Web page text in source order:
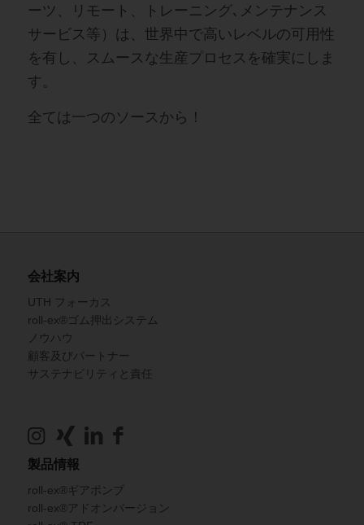
ーツ、リモート、トレーニング､メンテナンス
サービス等）は、世界中で高いレベルの可用性
を有し、スムースな生産プロセスを確実にしま
す。
全ては一つのソースから！
会社案内
UTH フォーカス
roll-ex®ゴム押出システム
ノウハウ
顧客及びパートナー
サステナビリティと責任
製品情報
roll-ex®ギアポンプ
roll-ex®アドオンバージョン